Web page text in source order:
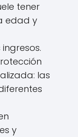
tener
edad y
las
y